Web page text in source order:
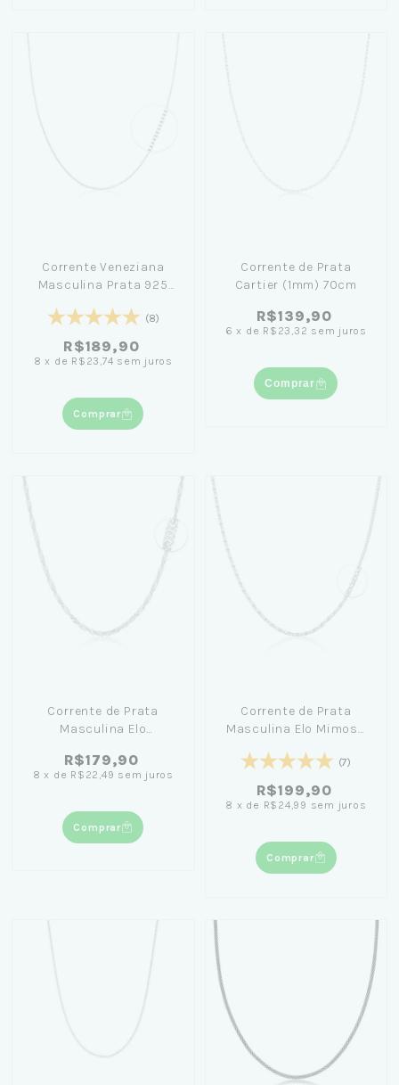
Corrente Veneziana
Masculina Prata 925
(8)
R$189,90
8 x de R$23,74 sem juros
Comprar
Corrente de Prata
Cartier (1mm) 70cm
R$139,90
6 x de R$23,32 sem juros
Comprar
Corrente de Prata
Masculina Elo
For Men
R$179,90
8 x de R$22,49 sem juros
Comprar
Corrente de Prata
Masculina Elo Mimosa
(7)
R$199,90
8 x de R$24,99 sem juros
Comprar